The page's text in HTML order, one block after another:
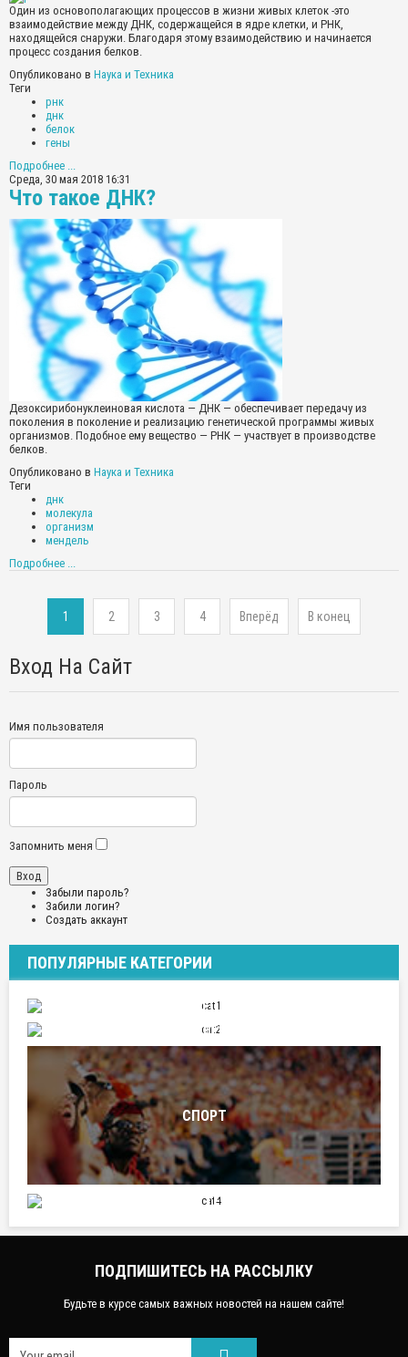
Один из основополагающих процессов в жизни живых клеток -это
взаимодействие между ДНК, содержащейся в ядре клетки, и РНК,
находящейся снаружи. Благодаря этому взаимодействию и начинается
процесс создания белков.
Опубликовано в Наука и Техника
Теги
рнк
днк
белок
гены
Подробнее ...
Среда, 30 мая 2018 16:31
Что такое ДНК?
Дезоксирибонуклеиновая кислота — ДНК — обеспечивает передачу из
поколения в поколение и реализацию генетической программы живых
организмов. Подобное ему вещество — РНК — участвует в производстве
белков.
Опубликовано в Наука и Техника
Теги
днк
молекула
организм
мендель
Подробнее ...
1 2 3 4 Вперёд В конец
Вход На Сайт
Имя пользователя
Пароль
Запомнить меня
Забыли пароль?
Забили логин?
Создать аккаунт
ПОПУЛЯРНЫЕ КАТЕГОРИИ
ПУТЕШЕСТВИЯ
ОТНОШЕНИЯ
СПОРТ
НАУКА И ТЕХНИКА
ПОДПИШИТЕСЬ НА РАССЫЛКУ
Будьте в курсе самых важных новостей на нашем сайте!